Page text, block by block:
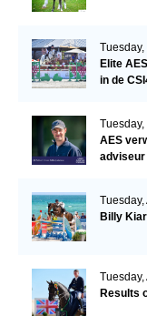
Elite
in de
AES
adviseur
Billy
Tuesday,
Results